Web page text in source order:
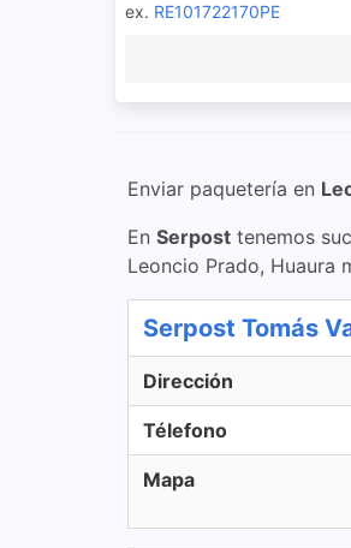
ex. RE101722170PE
Enviar paquetería en
En Serpost tenemos
Leoncio Prado, Huaura
Serpost Tomás
Dirección
Télefono
Mapa